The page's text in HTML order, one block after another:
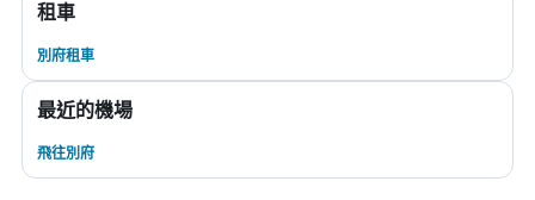
租車
別府租車
最近的機場
飛往別府